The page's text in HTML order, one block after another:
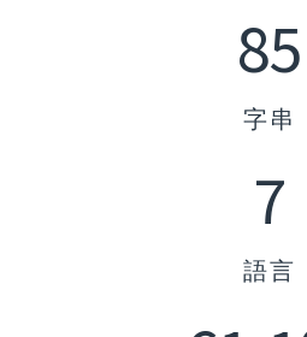
85
字串
7
語言